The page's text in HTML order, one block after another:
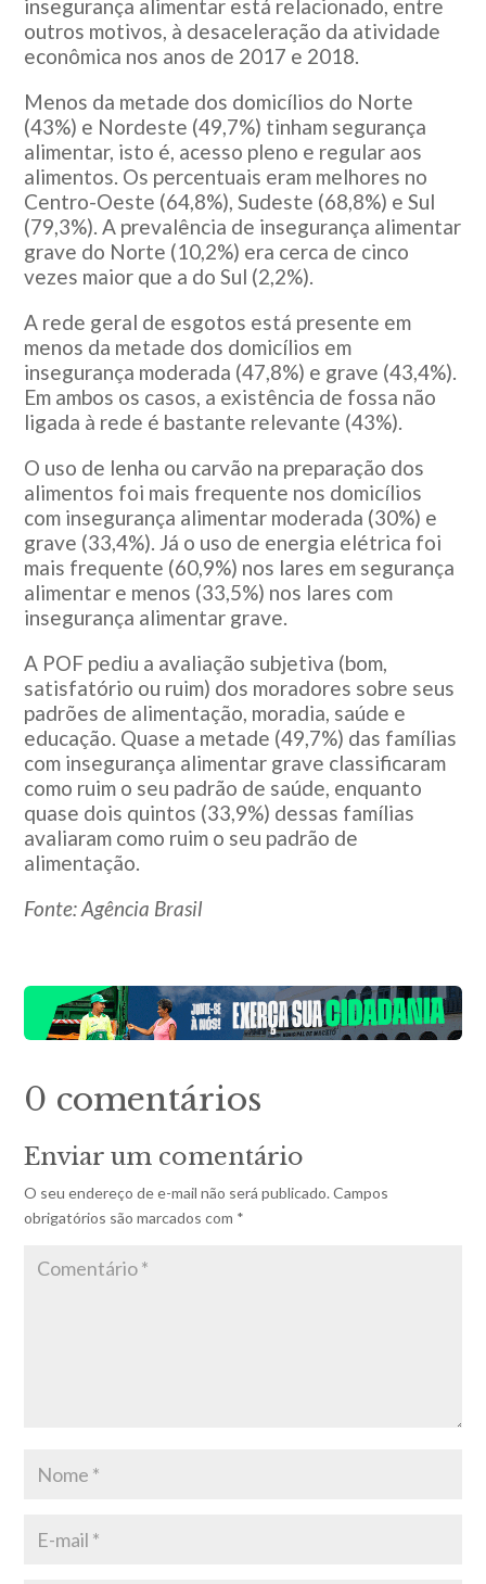
insegurança alimentar está relacionado, entre
outros motivos, à desaceleração da atividade
econômica nos anos de 2017 e 2018.
Menos da metade dos domicílios do Norte
(43%) e Nordeste (49,7%) tinham segurança
alimentar, isto é, acesso pleno e regular aos
alimentos. Os percentuais eram melhores no
Centro-Oeste (64,8%), Sudeste (68,8%) e Sul
(79,3%). A prevalência de insegurança alimentar
grave do Norte (10,2%) era cerca de cinco
vezes maior que a do Sul (2,2%).
A rede geral de esgotos está presente em
menos da metade dos domicílios em
insegurança moderada (47,8%) e grave (43,4%).
Em ambos os casos, a existência de fossa não
ligada à rede é bastante relevante (43%).
O uso de lenha ou carvão na preparação dos
alimentos foi mais frequente nos domicílios
com insegurança alimentar moderada (30%) e
grave (33,4%). Já o uso de energia elétrica foi
mais frequente (60,9%) nos lares em segurança
alimentar e menos (33,5%) nos lares com
insegurança alimentar grave.
A POF pediu a avaliação subjetiva (bom,
satisfatório ou ruim) dos moradores sobre seus
padrões de alimentação, moradia, saúde e
educação. Quase a metade (49,7%) das famílias
com insegurança alimentar grave classificaram
como ruim o seu padrão de saúde, enquanto
quase dois quintos (33,9%) dessas famílias
avaliaram como ruim o seu padrão de
alimentação.
Fonte: Agência Brasil
0 comentários
Enviar um comentário
O seu endereço de e-mail não será publicado. Campos
obrigatórios são marcados com *